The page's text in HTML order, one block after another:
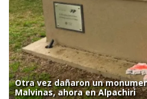
Otra vez dañaron un
Malvinas, ahora en Alpachiri